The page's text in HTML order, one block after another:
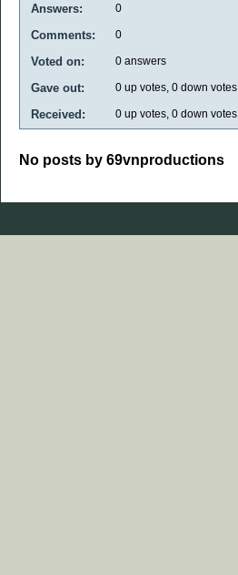
Answers: 0
Comments: 0
Voted on: 0 answers
Gave out: 0 up votes, 0 down votes
Received: 0 up votes, 0 down votes
No posts by 69vnproductions